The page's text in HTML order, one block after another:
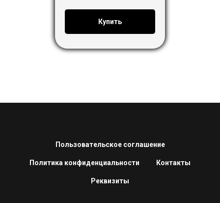
Купить
Пользовательское соглашение
Политика конфиденциальности Контакты
Реквизиты